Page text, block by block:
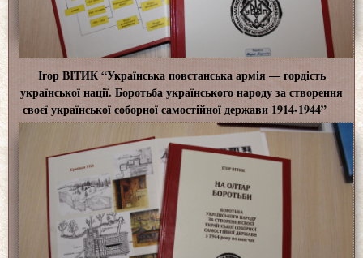
Ігор ВІТИК “Українська повстанська армія ― гордість
української нації. Боротьба українського народу за створення
своєї української соборної самостійної держави 1914-1944”